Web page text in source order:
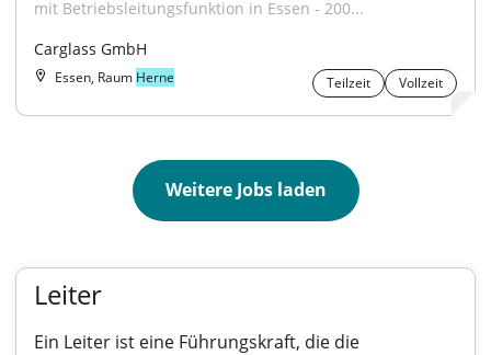
mit Betriebsleitungsfunktion in Essen - 200...
Carglass GmbH
Essen, Raum Herne Teilzeit Vollzeit
Weitere Jobs laden
Leiter
Ein Leiter ist eine Führungskraft, die die